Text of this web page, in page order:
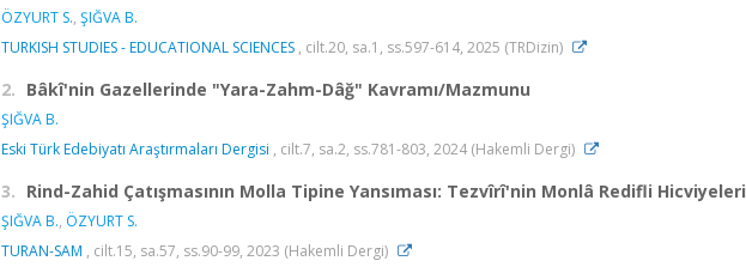
ÖZYURT S., ŞIĞVA B.
TURKISH STUDIES - EDUCATIONAL SCIENCES , cilt.20, sa.1, ss.597-614, 2025 (TRDizin)
2. Bâkî'nin Gazellerinde "Yara-Zahm-Dâğ" Kavramı/Mazmunu
ŞIĞVA B.
Eski Türk Edebiyatı Araştırmaları Dergisi , cilt.7, sa.2, ss.781-803, 2024 (Hakemli Dergi)
3. Rind-Zahid Çatışmasının Molla Tipine Yansıması: Tezvîrî'nin Monlâ Redifli Hicviyeleri
ŞIĞVA B., ÖZYURT S.
TURAN-SAM , cilt.15, sa.57, ss.90-99, 2023 (Hakemli Dergi)